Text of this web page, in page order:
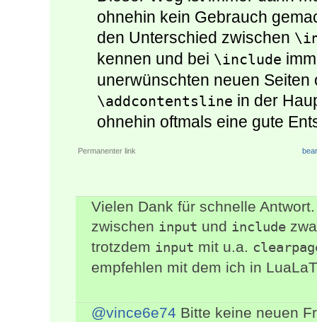
ohnehin kein Gebrauch
den Unterschied zwischen
kennen und bei \include
unerwünschten neuen
\addcontentsline in der
ohnehin oftmals eine gute
Permanenter link
Vielen Dank für schnelle
zwischen input und include
trotzdem input mit u.a.
empfehlen mit dem ich in
@vince6e74 Bitte keine neuen